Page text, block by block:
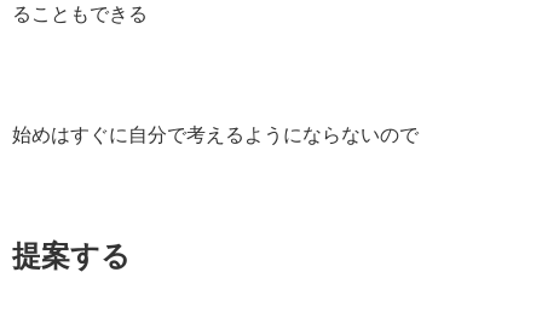
ることもできる
始めはすぐに自分で考えるようにならないので
提案する